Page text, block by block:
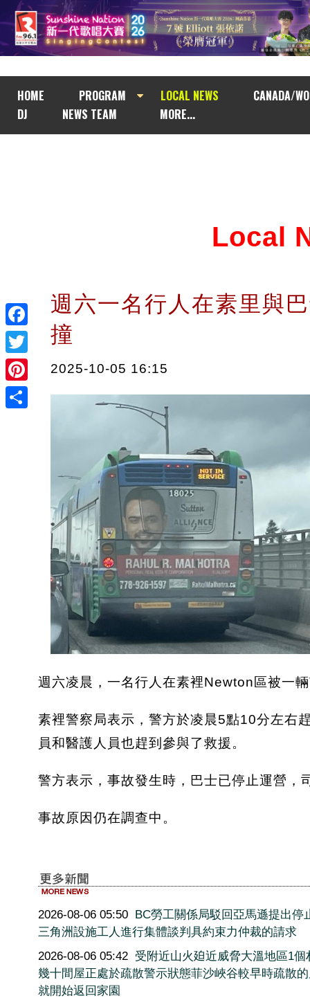
HOME PROGRAM LOCAL NEWS
CANADA/
DJ
NEWS TEAM MORE...
Facebook
Twitter
Pinterest
Local
週六一名行人在素里與
撞
2025-10-05 16:15
週六凌晨，一名行人在素裡Newton區被一
素裡警察局表示，警方於凌晨5點10分左
員和醫護人員也趕到參與了救援。
警方表示，事故發生時，巴士已停止運營，
事故原因仍在調查中。
2026-08-06 05:50 BC勞工關係局駁回亞馬遜提出停
三角洲設施工人進行集體談判具約束力仲裁的請求
2026-08-06 05:42 受附近山火廹近威脅大溫地區1個
幾十間屋正處於疏散警示狀態菲沙峽谷較早時疏散
就開始返回家園